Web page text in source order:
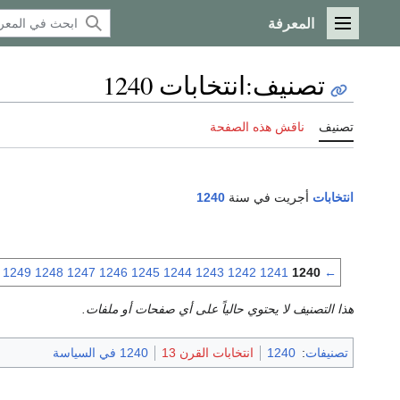
القائمة الرئيسية
المعرفة
تصنيف:انتخابات 1240
تصنيف ناقش هذه الصفحة
انتخابات أجريت في سنة 1240
←
1240
1241
1242
1243
1244
1245
1246
1247
1248
1249
هذا التصنيف لا يحتوي حالياً على أي صفحات أو ملفات.
تصنيفات:
1240 انتخابات القرن 13 1240 في السياسة